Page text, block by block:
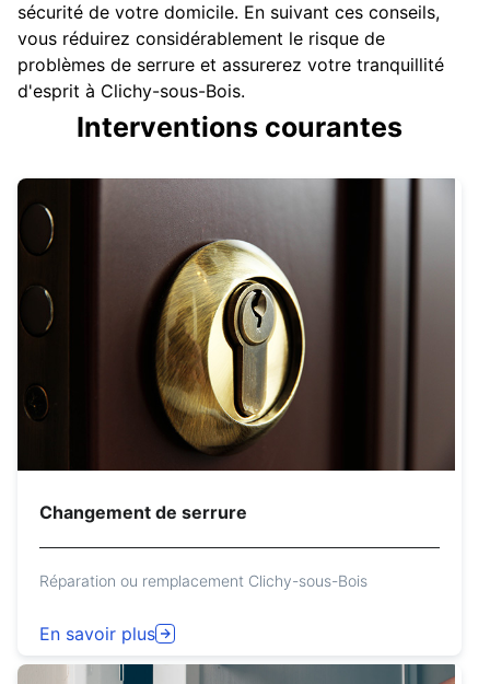
sécurité de votre domicile. En suivant ces conseils,
vous réduirez considérablement le risque de
problèmes de serrure et assurerez votre tranquillité
d'esprit à Clichy-sous-Bois.
Interventions courantes
Changement de serrure
Réparation ou remplacement Clichy-sous-Bois
En savoir plus